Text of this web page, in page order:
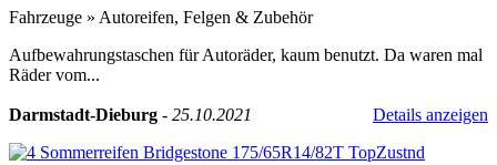
Fahrzeuge » Autoreifen, Felgen & Zubehör
Aufbewahrungstaschen für Autoräder, kaum benutzt. Da waren mal
Räder vom...
Darmstadt-Dieburg - 25.10.2021 Details anzeigen